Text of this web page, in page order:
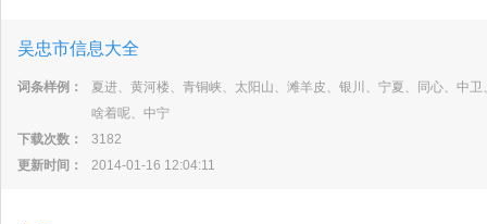
吴忠市信息大全
词条样例：
夏进、黄河楼、青铜峡、太阳山、滩羊皮、银川、宁夏、同心、中
啥着呢、中宁
下载次数：
3182
更新时间：
2014-01-16 12:04:11